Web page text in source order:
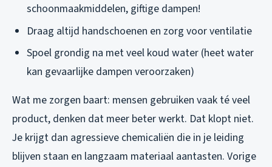
schoonmaakmiddelen, giftige dampen!
Draag altijd handschoenen en zorg voor ventilatie
Spoel grondig na met veel koud water (heet water
kan gevaarlijke dampen veroorzaken)
Wat me zorgen baart: mensen gebruiken vaak té veel
product, denken dat meer beter werkt. Dat klopt niet.
Je krijgt dan agressieve chemicaliën die in je leiding
blijven staan en langzaam materiaal aantasten. Vorige